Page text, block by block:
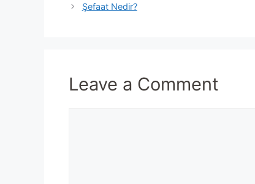
Şefaat Nedir?
Leave a Comment